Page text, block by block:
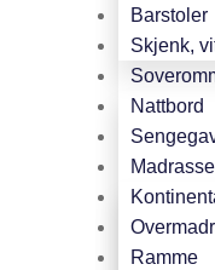
Barstoler
Skjenk,
Nattbord
Ramme